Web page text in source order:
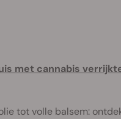
met cannabis
tot volle balsem: